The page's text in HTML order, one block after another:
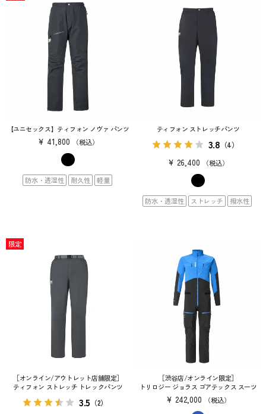
【ユニセックス】ティフォン ノヴァ パンツ
¥ 41,800 税込
防水・透湿性 耐久性 軽量
ティフォン ストレッチパンツ
3.8 （4）
¥ 26,400 税込
防水・透湿性 ストレッチ 撥水性
［オンライン/アウトレット店舗限定］
ティフォン ストレッチ トレックパンツ
3.5 （2）
限定
［渋谷店/オンライン限定］
トリロジー ジョラス ゴアテックス スーツ
¥ 242,000 税込